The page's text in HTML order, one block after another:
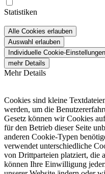
Statistiken
Alle Cookies erlauben
Auswahl erlauben
Individuelle Cookie-Einstellungen
mehr Details
Mehr Details
Cookies sind kleine
werden, um die
Gesetz können wir Cookies
für den Betrieb dieser Seite
anderen Cookie-Typen
verwendet unterschiedliche
von Drittparteien platziert, die
können Ihre Einwilligung